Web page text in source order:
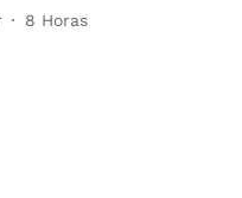
8 Horas